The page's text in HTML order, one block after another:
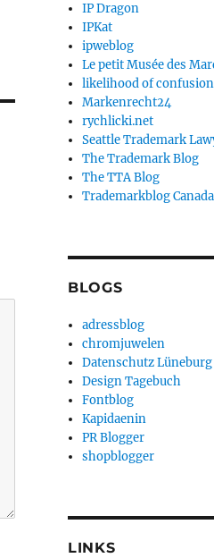
IP Dragon
IPKat
ipweblog
Le petit Musée des
likelihood of confusion
Markenrecht24
rychlicki.net
Seattle Trademark
The Trademark Blog
The TTA Blog
Trademarkblog Canada
BLOGS
adressblog
chromjuwelen
Datenschutz Lüneburg
Design Tagebuch
Fontblog
Kapidaenin
PR Blogger
shopblogger
LINKS